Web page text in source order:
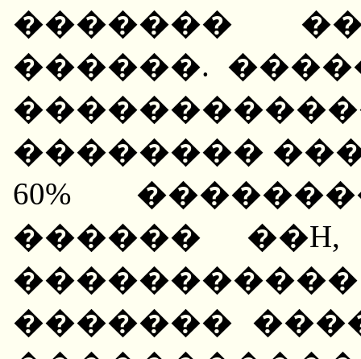
�������
������.
��������
60%
������
�������